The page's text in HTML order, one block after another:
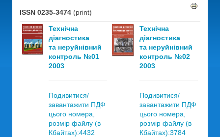
ISSN 0235-3474 (print)
Технічна
діагностика
та неруйнівний
контроль №01
2003
Подивитися/
завантажити ПДФ
цього номера,
розмір файлу (в
Кбайтах):4432
Технічна
діагностика
та неруйнівний
контроль №02
2003
Подивитися/
завантажити ПДФ
цього номера,
розмір файлу (в
Кбайтах):3784